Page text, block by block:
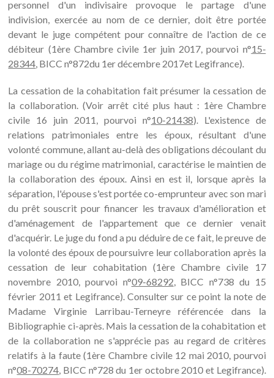
personnel d'un indivisaire provoque le partage d'une
indivision, exercée au nom de ce dernier, doit être portée
devant le juge compétent pour connaître de l'action de ce
débiteur (1ère Chambre civile 1er juin 2017, pourvoi n°15-
28344, BICC n°872du 1er décembre 2017et Legifrance).
La cessation de la cohabitation fait présumer la cessation de
la collaboration. (Voir arrêt cité plus haut : 1ère Chambre
civile 16 juin 2011, pourvoi n°10-21438). L'existence de
relations patrimoniales entre les époux, résultant d'une
volonté commune, allant au-delà des obligations découlant du
mariage ou du régime matrimonial, caractérise le maintien de
la collaboration des époux. Ainsi en est il, lorsque après la
séparation, l'épouse s'est portée co-emprunteur avec son mari
du prêt souscrit pour financer les travaux d'amélioration et
d'aménagement de l'appartement que ce dernier venait
d'acquérir. Le juge du fond a pu déduire de ce fait, le preuve de
la volonté des époux de poursuivre leur collaboration après la
cessation de leur cohabitation (1ère Chambre civile 17
novembre 2010, pourvoi n°09-68292, BICC n°738 du 15
février 2011 et Legifrance). Consulter sur ce point la note de
Madame Virginie Larribau-Terneyre référencée dans la
Bibliographie ci-après. Mais la cessation de la cohabitation et
de la collaboration ne s'apprécie pas au regard de critères
relatifs à la faute (1ère Chambre civile 12 mai 2010, pourvoi
n°08-70274, BICC n°728 du 1er octobre 2010 et Legifrance).